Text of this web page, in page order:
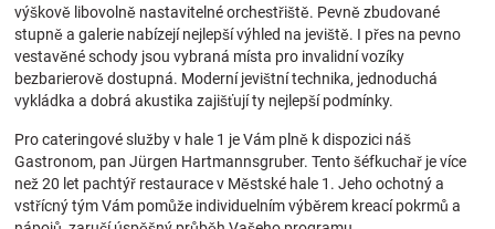
výškově libovolně nastavitelné orchestřiště. Pevně zbudované
stupně a galerie nabízejí nejlepší výhled na jeviště. I přes na pevno
vestavěné schody jsou vybraná místa pro invalidní vozíky
bezbarierově dostupná. Moderní jevištní technika, jednoduchá
vykládka a dobrá akustika zajišťují ty nejlepší podmínky.
Pro cateringové služby v hale 1 je Vám plně k dispozici náš
Gastronom, pan Jürgen Hartmannsgruber. Tento šéfkuchař je více
než 20 let pachtýř restaurace v Městské hale 1. Jeho ochotný a
vstřícný tým Vám pomůže individuelním výběrem kreací pokrmů a